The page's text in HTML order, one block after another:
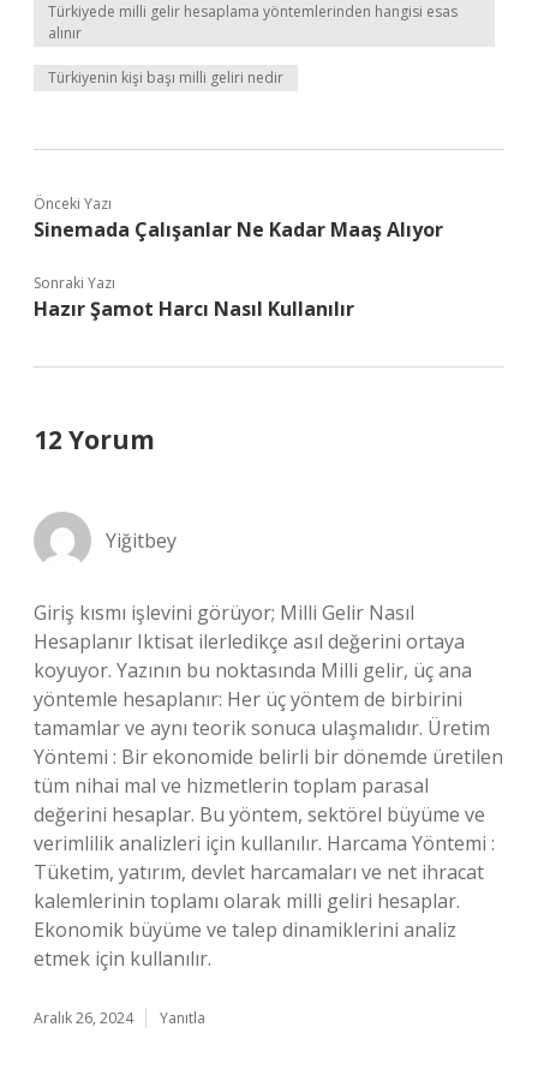
Türkiyede milli gelir hesaplama yöntemlerinden hangisi esas
alınır
Türkiyenin kişi başı milli geliri nedir
Önceki Yazı
Sinemada Çalışanlar Ne Kadar Maaş Alıyor
Sonraki Yazı
Hazır Şamot Harcı Nasıl Kullanılır
12 Yorum
Yiğitbey
Giriş kısmı işlevini görüyor; Milli Gelir Nasıl
Hesaplanır Iktisat ilerledikçe asıl değerini ortaya
koyuyor. Yazının bu noktasında Milli gelir, üç ana
yöntemle hesaplanır: Her üç yöntem de birbirini
tamamlar ve aynı teorik sonuca ulaşmalıdır. Üretim
Yöntemi : Bir ekonomide belirli bir dönemde üretilen
tüm nihai mal ve hizmetlerin toplam parasal
değerini hesaplar. Bu yöntem, sektörel büyüme ve
verimlilik analizleri için kullanılır. Harcama Yöntemi :
Tüketim, yatırım, devlet harcamaları ve net ihracat
kalemlerinin toplamı olarak milli geliri hesaplar.
Ekonomik büyüme ve talep dinamiklerini analiz
etmek için kullanılır.
Aralık 26, 2024 Yanıtla